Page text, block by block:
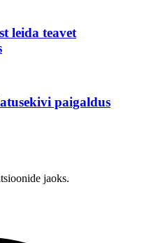
leida teavet
paigaldus
jaoks.